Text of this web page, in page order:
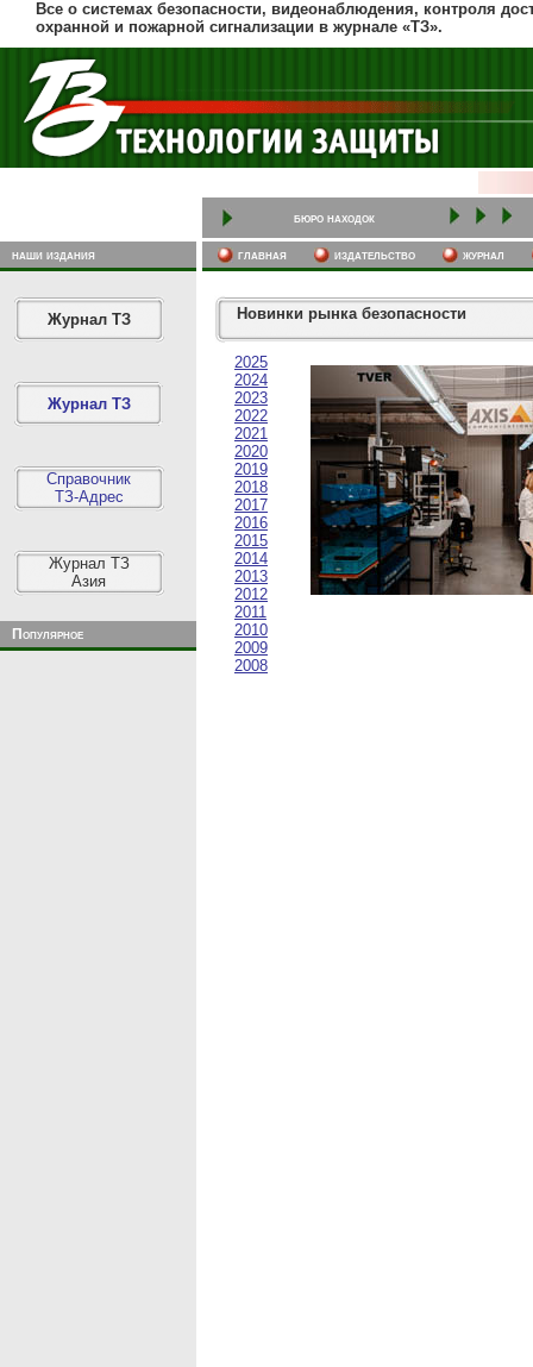
Все о системах безопасности, видеонаблюдения, контроля
охранной и пожарной сигнализации в журнале «ТЗ».
бюро находок
наши издания главная издательство журнал
Журнал ТЗ
Журнал ТЗ
Справочник
ТЗ-Адрес
Журнал ТЗ
Азия
Популярное
Новинки рынка безопасности
2025
2024
2023
2022
2021
2020
2019
2018
2017
2016
2015
2014
2013
2012
2011
2010
2009
2008